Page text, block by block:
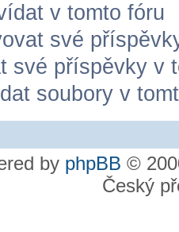
v tomto fóru
své
své příspěvky v
soubory v
by phpBB ©
Český